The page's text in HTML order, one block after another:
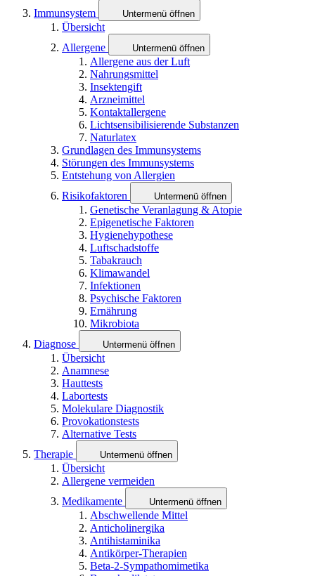
Immunsystem
Untermenü öffnen
Übersicht
Allergene
Untermenü öffnen
Allergene aus der Luft
Nahrungsmittel
Insektengift
Arzneimittel
Kontaktallergene
Lichtsensibilisierende Substanzen
Naturlatex
Grundlagen des Immunsystems
Störungen des Immunsystems
Entstehung von Allergien
Risikofaktoren
Untermenü öffnen
Genetische Veranlagung & Atopie
Epigenetische Faktoren
Hygienehypothese
Luftschadstoffe
Tabakrauch
Klimawandel
Infektionen
Psychische Faktoren
Ernährung
Mikrobiota
Diagnose
Untermenü öffnen
Übersicht
Anamnese
Hauttests
Labortests
Molekulare Diagnostik
Provokationstests
Alternative Tests
Therapie
Untermenü öffnen
Übersicht
Allergene vermeiden
Medikamente
Untermenü öffnen
Abschwellende Mittel
Anticholinergika
Antihistaminika
Antikörper-Therapien
Beta-2-Sympathomimetika